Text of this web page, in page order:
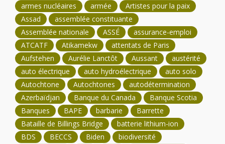
armes nucléaires
armée
Artistes pour la paix
Assad
assemblée constituante
Assemblée nationale
ASSÉ
assurance-emploi
ATCATF
Atikamekw
attentats de Paris
Aufstehen
Aurélie Lanctôt Aussant
austérité
auto électrique
auto hydroélectrique
auto solo
Autochtone
Autochtones
autodétermination
Azerbaïdjan
Banque du Canada
Banque Scotia
Banques
BAPE barbarie
Barrette
Bataille de Billings Bridge
batterie lithium-ion
BDS
BECCS Biden
biodiversité